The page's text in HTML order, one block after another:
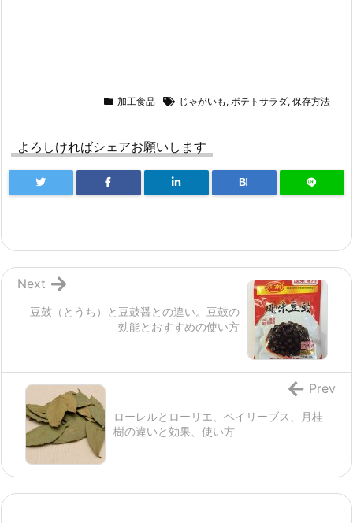
加工食品 じゃがいも , ポテトサラダ, 保存方法
よろしければシェアお願いします
B!
豆鼓（とうち）と豆鼓醤との違い。豆鼓の
効能とおすすめの使い方
Next
ローレルとローリエ、ベイリーブス、月桂
樹の違いと効果、使い方
Prev